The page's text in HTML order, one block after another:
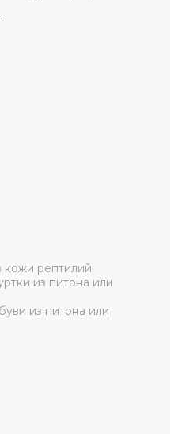
кожи рептилий
из питона или
из питона или